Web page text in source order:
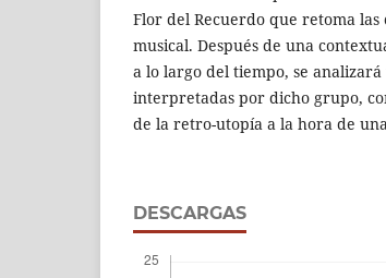
Flor del Recuerdo que retoma las
musical. Después de una
a lo largo del tiempo, se
interpretadas por dicho grupo,
de la retro-utopía a la hora de
DESCARGAS